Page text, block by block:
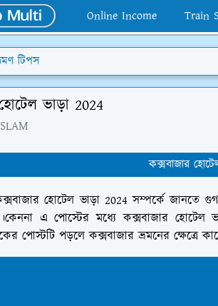
Online Income Train
টিপস
ভাড়া 2024
কক্সবাজার
হোটেল ভাড়া 2024 সম্পর্কে জানতে
এ পোস্টের মধ্যে কক্সবাজার হোটেল
পোস্টটি পড়লে কক্সবাজার ভ্রমনের ক্ষেত্রে